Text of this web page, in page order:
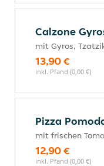
Calzone
mit Gyros,
13,90 €
inkl. Pfand (0,00 €)
Pizza
mit frischen
12,90 €
inkl. Pfand (0,00 €)